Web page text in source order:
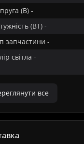
(В) -
(ВТ) -
запчастини -
світла -
все